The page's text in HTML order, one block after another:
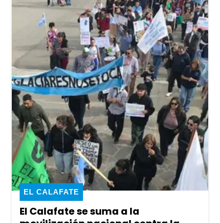
El Calafate se suma a la
EL CALAFATE